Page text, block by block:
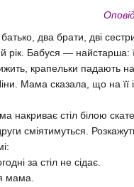
два брати, дві
рік. Бабуся — найстарша:
крапельки падають на
Мама сказала, що на її
накриває стіл білою
сміятимуться.
за стіл не сідає.
мама.